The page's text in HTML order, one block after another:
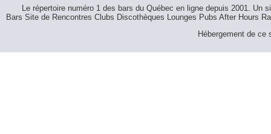
Le répertoire numéro 1 des bars du Québec en ligne depuis 2001.
Bars Site de Rencontres Clubs Discothèques Lounges Pubs After Hours
Hébergement de ce